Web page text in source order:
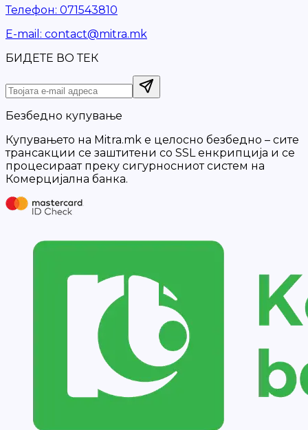
Телефон: 071543810
Е-mail : contact@mitra.mk
БИДЕТЕ ВО ТЕК
Безбедно купување
Купувањето на Mitra.mk е целосно безбедно – сите
трансакции се заштитени со SSL енкрипција и се
процесираат преку сигурносниот систем на
Комерцијална банка.